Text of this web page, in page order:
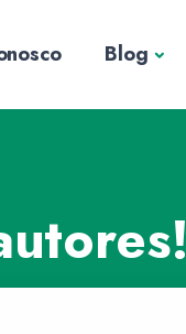
Blog